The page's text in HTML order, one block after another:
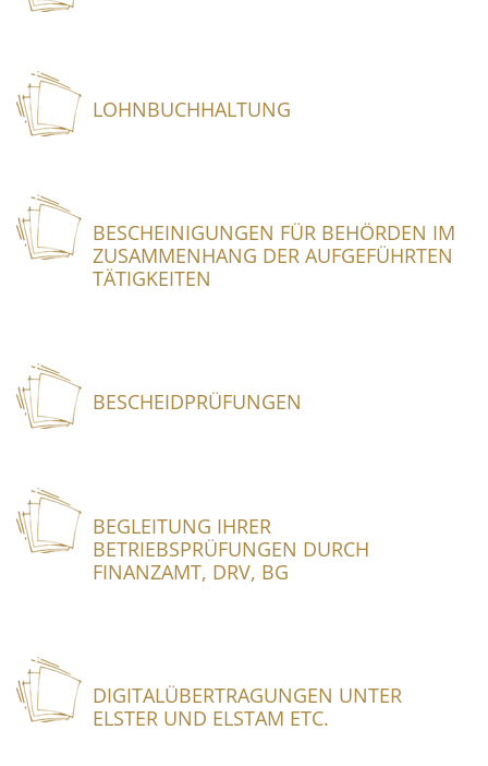
LOHNBUCHHALTUNG
BESCHEINIGUNGEN FÜR BEHÖRDEN IM
ZUSAMMENHANG DER AUFGEFÜHRTEN
TÄTIGKEITEN
BESCHEIDPRÜFUNGEN
BEGLEITUNG IHRER
BETRIEBSPRÜFUNGEN DURCH
FINANZAMT, DRV, BG
DIGITALÜBERTRAGUNGEN UNTER
ELSTER UND ELSTAM ETC.